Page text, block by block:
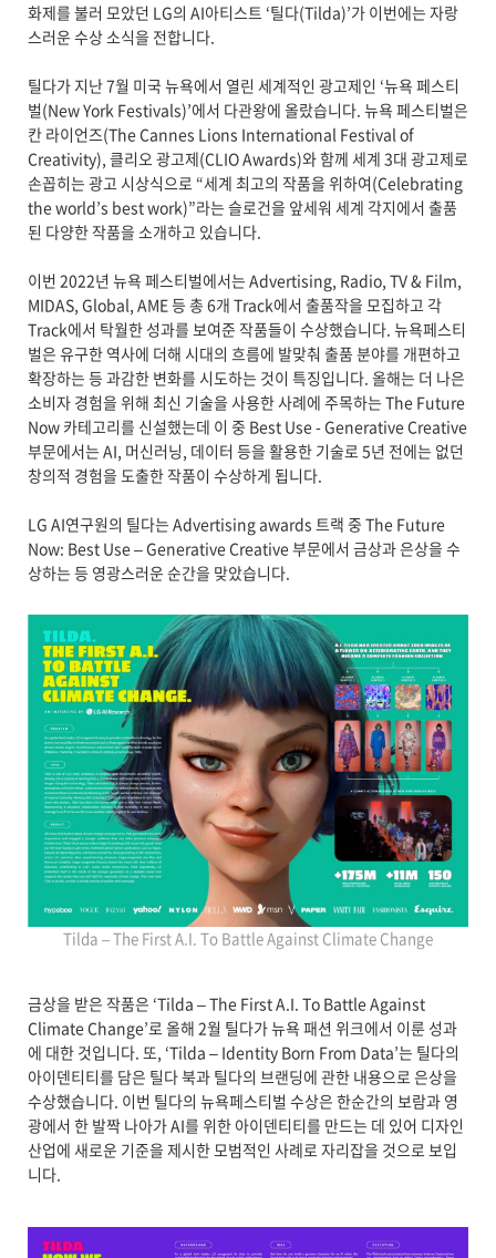
화제를 불러 모았던 LG의 AI아티스트 ‘틸다(Tilda)’가 이번에는 자랑
스러운 수상 소식을 전합니다.
틸다가 지난 7월 미국 뉴욕에서 열린 세계적인 광고제인 ‘뉴욕 페스티
벌(New York Festivals)’에서 다관왕에 올랐습니다. 뉴욕 페스티벌은
칸 라이언즈(The Cannes Lions International Festival of
Creativity), 클리오 광고제(CLIO Awards)와 함께 세계 3대 광고제로
손꼽히는 광고 시상식으로 “세계 최고의 작품을 위하여(Celebrating
the world’s best work)”라는 슬로건을 앞세워 세계 각지에서 출품
된 다양한 작품을 소개하고 있습니다.
이번 2022년 뉴욕 페스티벌에서는 Advertising, Radio, TV & Film,
MIDAS, Global, AME 등 총 6개 Track에서 출품작을 모집하고 각
Track에서 탁월한 성과를 보여준 작품들이 수상했습니다. 뉴욕페스티
벌은 유구한 역사에 더해 시대의 흐름에 발맞춰 출품 분야를 개편하고
확장하는 등 과감한 변화를 시도하는 것이 특징입니다. 올해는 더 나은
소비자 경험을 위해 최신 기술을 사용한 사례에 주목하는 The Future
Now 카테고리를 신설했는데 이 중 Best Use - Generative Creative
부문에서는 AI, 머신러닝, 데이터 등을 활용한 기술로 5년 전에는 없던
창의적 경험을 도출한 작품이 수상하게 됩니다.
LG AI연구원의 틸다는 Advertising awards 트랙 중 The Future
Now: Best Use – Generative Creative 부문에서 금상과 은상을 수
상하는 등 영광스러운 순간을 맞았습니다.
Tilda – The First A.I. To Battle Against Climate Change
금상을 받은 작품은 ‘Tilda – The First A.I. To Battle Against
Climate Change’로 올해 2월 틸다가 뉴욕 패션 위크에서 이룬 성과
에 대한 것입니다. 또, ‘Tilda – Identity Born From Data’는 틸다의
아이덴티티를 담은 틸다 북과 틸다의 브랜딩에 관한 내용으로 은상을
수상했습니다. 이번 틸다의 뉴욕페스티벌 수상은 한순간의 보람과 영
광에서 한 발짝 나아가 AI를 위한 아이덴티티를 만드는 데 있어 디자인
산업에 새로운 기준을 제시한 모범적인 사례로 자리잡을 것으로 보입
니다.